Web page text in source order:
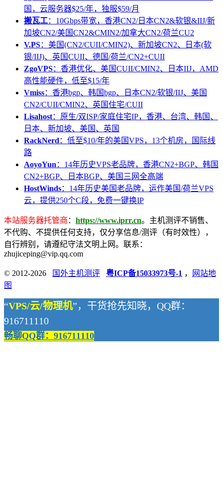
国，云服务器$25/年，独服$59/月
搬瓦工：10Gbps带宽，香港CN2/日本CN2&软银&IIJ/新
加坡CN2/美国CN2&CMIN2/加拿大CN2/荷兰CU2
V.PS：美国(CN2/CUII/CMIN2)、新加坡CN2、日本(软
银/IIJ)、英国CUII、德国/荷兰/CN2+CUII
ZgoVPS：香港优化、美国CUII/CMIN2、日本IIJ，AMD
高性能硬件，低至$15/年
Vmiss：香港bgp、韩国bgp、日本CN2/软银/IIJ、美国
CN2/CUII/CMIN2、英国住宅/CUII
Lisahost：原生/双ISP/家庭住宅IP，香港、台湾、韩国、
日本、新加坡、美国、英国
RackNerd ：低至$10/年的美国VPS，13个机房，国际线
路
AoyoYun ：14年历史VPS老品牌，香港CN2+BGP、韩国
CN2+BGP、日本BGP、美国三网全高端
HostWinds：14年历史美国老品牌，运作美国/荷兰VPS
云，提供250个C段，免费一键换IP
本站服务器托管商 ： https://www.iprr.cn。主机测评不销售、
不代购、不提供任何支持，仅分享信息/测评（有时效性），
自行辨别，请遵纪守法文明上网。联系：
zhujiceping@vip.qq.com
© 2012-2026 国外主机测评 粤ICP备15033973号-1 ，
网站地
图
“VPS/云/物理机”，干货抢先知晓，QQ群：
916711110
畅聊QQ群：916711110